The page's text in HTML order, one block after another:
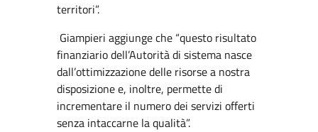
territori”.
Giampieri aggiunge che “questo risultato
finanziario dell’Autorità di sistema nasce
dall’ottimizzazione delle risorse a nostra
disposizione e, inoltre, permette di
incrementare il numero dei servizi offerti
senza intaccarne la qualità”.